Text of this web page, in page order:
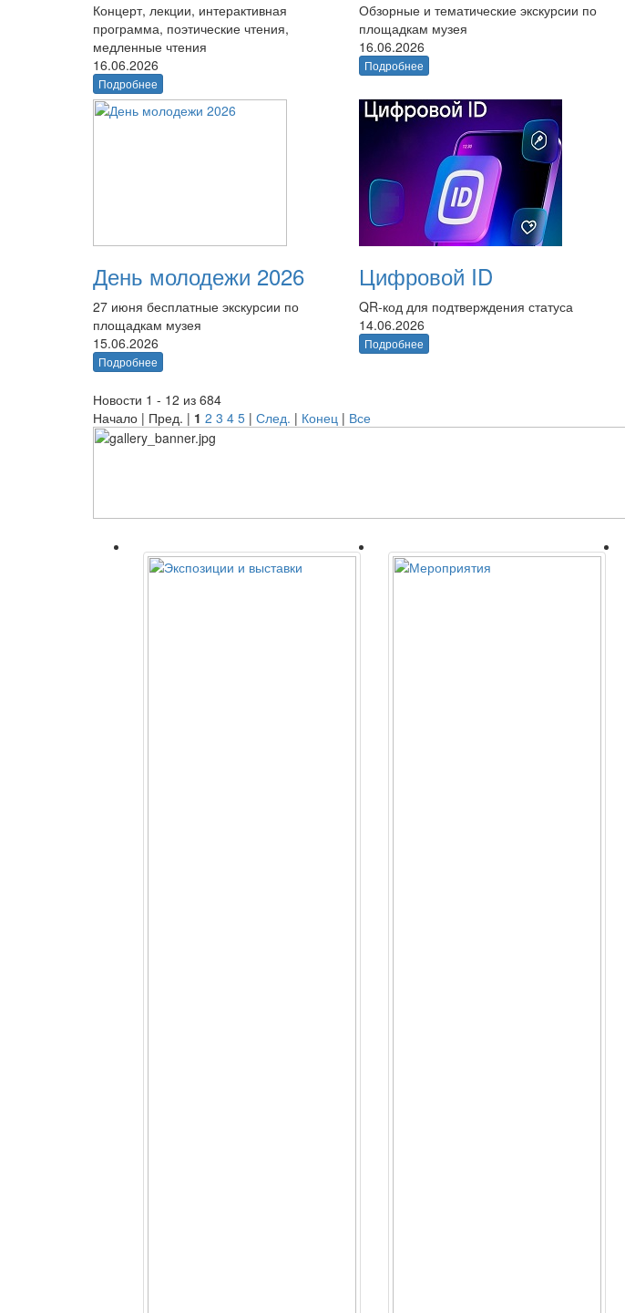
Концерт, лекции, интерактивная
программа, поэтические чтения,
медленные чтения
16.06.2026
Подробнее
Обзорные и тематические экскурсии по
площадкам музея
16.06.2026
Подробнее
День молодежи 2026
27 июня бесплатные экскурсии по
площадкам музея
15.06.2026
Подробнее
Цифровой ID
QR-код для подтверждения статуса
14.06.2026
Подробнее
Новости 1 - 12 из 684
Начало | Пред. | 1 2 3 4 5 | След. | Конец | Все